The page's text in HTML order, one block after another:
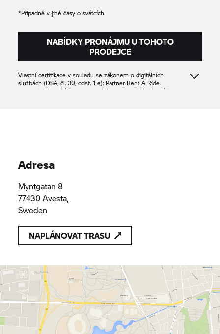
*Případně v jiné časy o svátcích
NABÍDKY PRONÁJMU U TOHOTO
PRODEJCE
Vlastní certifikace v souladu se zákonem o digitálních
službách (DSA, čl. 30, odst. 1 e): Partner Rent A Ride
potvrzuje, že nabízí pouze produkty nebo služby, které jsou v
Adresa
Myntgatan 8
77430 Avesta,
Sweden
NAPLÁNOVAT TRASU